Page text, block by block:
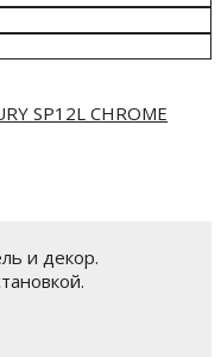
SP12L CHROME
и декор.